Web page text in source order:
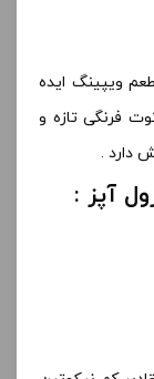
ویپینگ ایده
فرنگی تازه و
دارد .
آپز :